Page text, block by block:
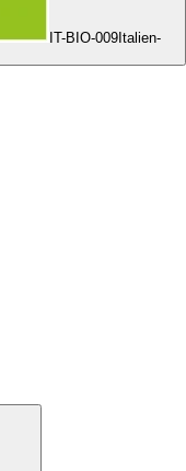
IT-BIO-009 Italien-